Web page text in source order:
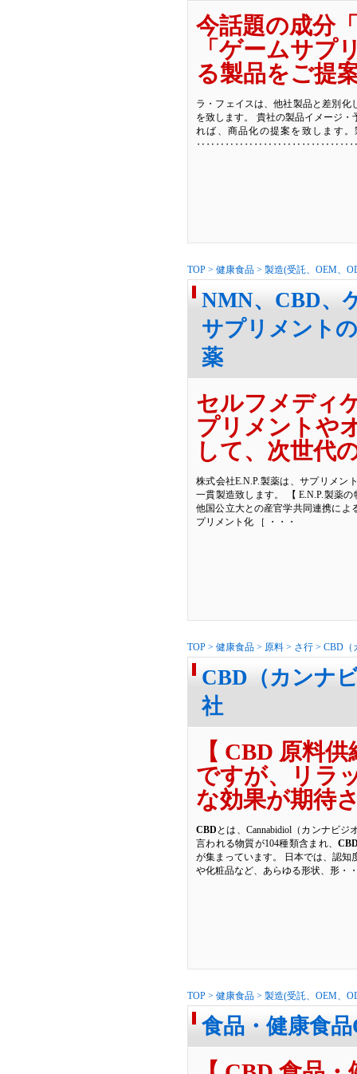
今話題の成分
「ゲームサプ
る製品をご提
ラ・フェイスは、他社製品と差別化
を致します。 貴社の製品イメージ
れば、商品化の提案を致します
TOP > 健康食品 > 製造(受託、OEM、
NMN、CBD、
サプリメント
薬
セルフメディ
プリメントや
して、次世代
株式会社E.N.P.製薬は、サプリメン
一貫製造致します。 【 E.N.P.製薬
他国公立大との産官学共同連携によ
プリメント化 ［ ・・・
TOP > 健康食品 > 原料 > さ行 > CBD（
CBD（カンナ
社
【 CBD 原料
ですが、リラ
な効果が期待
CBD とは、Cannabidiol（カンナビ
言われる物質が104種類含まれ、
が集まっています。 日本では、認知
や化粧品など、あらゆる形状、形・
TOP > 健康食品 > 製造(受託、OEM、
食品・健康食